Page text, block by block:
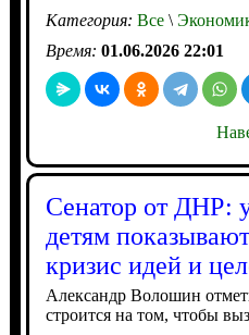
Категория: Все\
Время: 01.06.2026 22:01
Сенатор от ДНР:
детям
кризис идей и
Александр Волошин
строится на том, чтобы